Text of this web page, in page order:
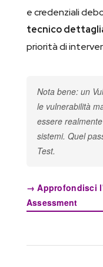
e credenziali
tecnico
priorità di
Nota bene: un
le vulnerabilità
essere
sistemi. Quel
Test.
→ Approfondisci
Assessment